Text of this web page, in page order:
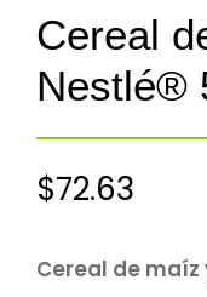
Cereal
Nestlé®
$72.63
Cereal de